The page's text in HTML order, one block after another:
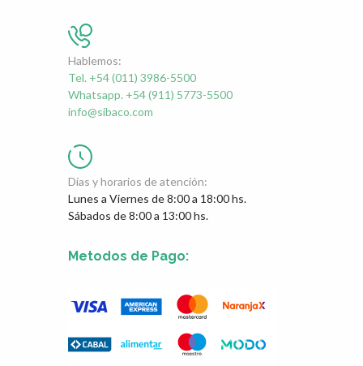
Hablemos:
Tel. +54 (011) 3986-5500
Whatsapp. +54 (911) 5773-5500
info@sibaco.com
Días y horarios de atención:
Lunes a Viernes de 8:00 a 18:00 hs.
Sábados de 8:00 a 13:00 hs.
Metodos de Pago: